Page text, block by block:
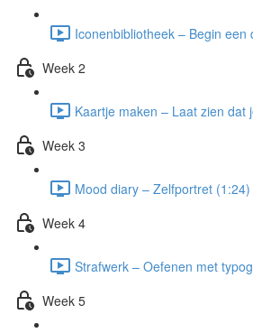
Iconenbibliotheek – Begin een
Week 2
Kaartje maken – Laat zien dat
Week 3
Mood diary – Zelfportret (1:24)
Week 4
Strafwerk – Oefenen met
Week 5